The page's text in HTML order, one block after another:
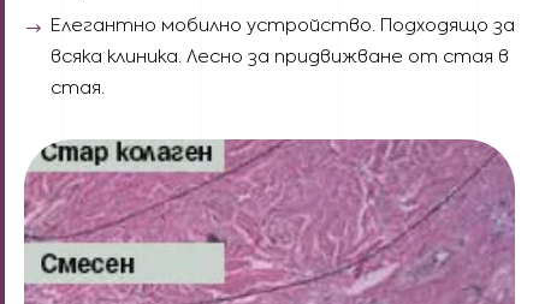
Елегантно мобилно устройство. Подходящо за
всяка клиника. Лесно за придвижване от стая в
стая.